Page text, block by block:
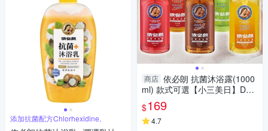
添加抗菌配方Chlorhexidine,
商店 依必朗 抗菌沐浴露(1000
ml) 款式可選【小三美日】DS0
02353 增強抵抗力 新品
$169
4.7